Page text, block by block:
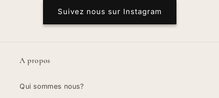
Suivez nous sur Instagram
A propos
Qui sommes nous?